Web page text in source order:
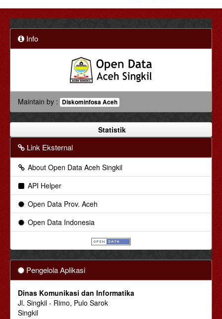
Info
Maintain by : Diskominfosa Aceh
Statistik
Link Eksternal
About Open Data Aceh Singkil
API Helper
Open Data Prov. Aceh
Open Data Indonesia
Pengelola Aplikasi
Dinas Komunikasi dan Informatika
Jl. Singkil - Rimo, Pulo Sarok
Singkil